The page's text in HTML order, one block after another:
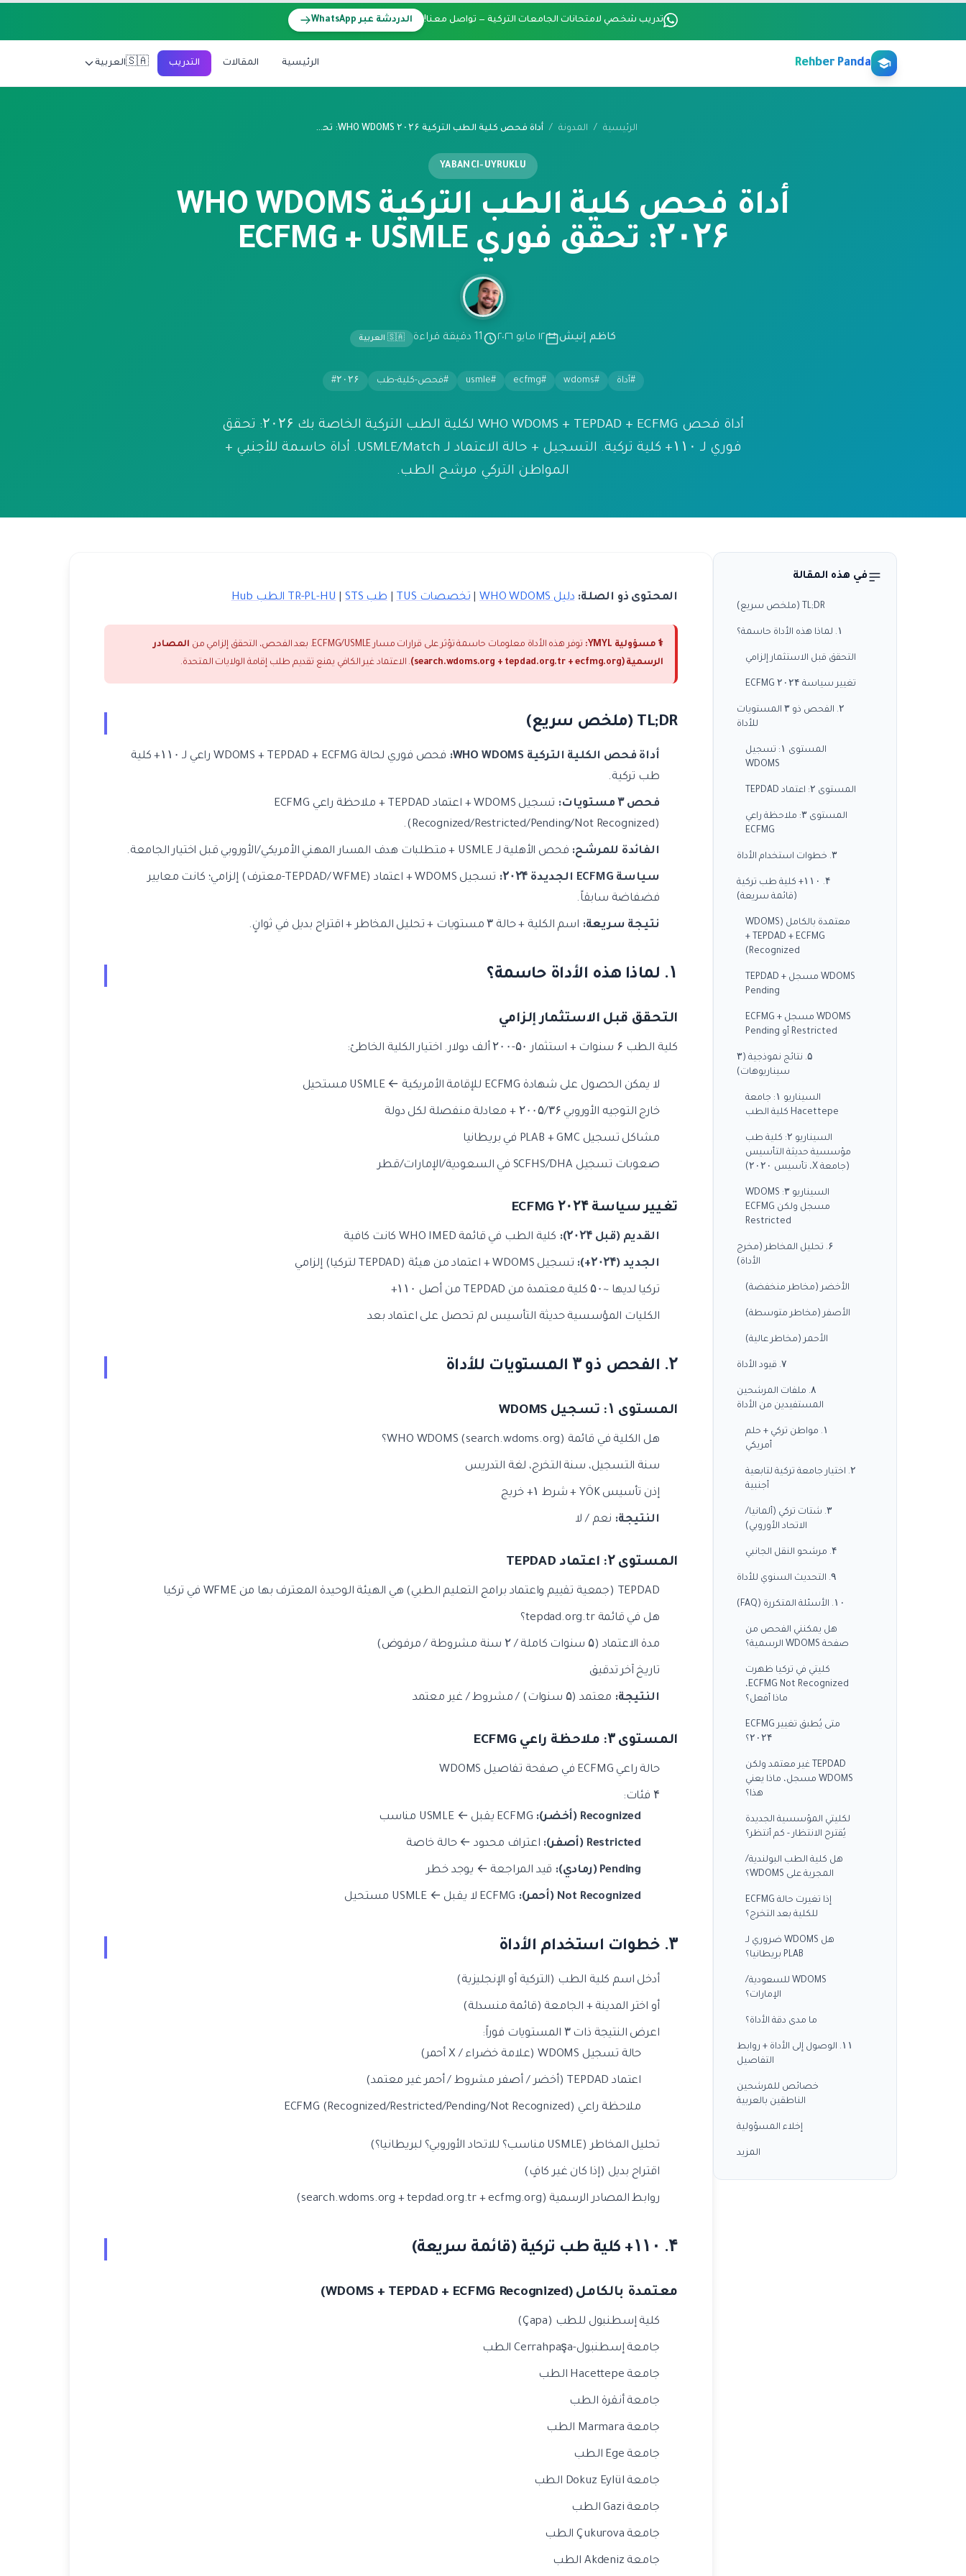
تدريب شخصي لامتحانات الجامعات التركية — تواصل معنا! الدردشة عبر WhatsApp
Rehber Panda الرئيسية المقالات التدريب 🇸🇦العربية
الرئيسية / المدونة / أداة فحص كلية الطب التركية WHO WDOMS ۲۰۲۶: تحقق فوري ECFMG + USMLE
YABANCI-UYRUKLU
أداة فحص كلية الطب التركية WHO WDOMS
۲۰۲۶: تحقق فوري ECFMG + USMLE
كاظم إنيش ١٢ مايو ٢٠٢٦ 11 دقيقة قراءة 🇸🇦 العربية
#أداة #wdoms
#ecfmg
#usmle #فحص-كلية-طب #۲۰۲۶
أداة فحص WHO WDOMS + TEPDAD + ECFMG لكلية الطب التركية الخاصة بك ۲۰۲۶: تحقق
فوري لـ ۱۱۰+ كلية تركية. التسجيل + حالة الاعتماد لـ USMLE/Match. أداة حاسمة للأجنبي +
المواطن التركي مرشح الطب.
في هذه المقالة
TL;DR (ملخص سريع)
۱. لماذا هذه الأداة حاسمة؟
التحقق قبل الاستثمار إلزامي
تغيير سياسة ECFMG ۲۰۲۴
۲. الفحص ذو ۳ المستويات
للأداة
المستوى ۱: تسجيل
WDOMS
المستوى ۲: اعتماد TEPDAD
المستوى ۳: ملاحظة راعي
ECFMG
۳. خطوات استخدام الأداة
۴. ۱۱۰+ كلية طب تركية
(قائمة سريعة)
معتمدة بالكامل (WDOMS
+ TEPDAD + ECFMG
Recognized)
WDOMS مسجل + TEPDAD
Pending
WDOMS مسجل + ECFMG
Restricted أو Pending
۵. نتائج نموذجية (۳
سيناريوهات)
السيناريو ۱: جامعة
Hacettepe كلية الطب
السيناريو ۲: كلية طب
مؤسسية حديثة التأسيس
(جامعة X، تأسيس ۲۰۲۰)
السيناريو ۳: WDOMS
مسجل ولكن ECFMG
Restricted
۶. تحليل المخاطر (مخرج
الأداة)
الأخضر (مخاطر منخفضة)
الأصفر (مخاطر متوسطة)
الأحمر (مخاطر عالية)
۷. قيود الأداة
۸. ملفات المرشحين
المستفيدين من الأداة
۱. مواطن تركي + حلم
أمريكي
۲. اختيار جامعة تركية لتابعية
أجنبية
۳. شتات تركي (ألمانيا/
الاتحاد الأوروبي)
۴. مرشحو النقل الجانبي
۹. التحديث السنوي للأداة
۱۰. الأسئلة المتكررة (FAQ)
هل يمكنني الفحص من
صفحة WDOMS الرسمية؟
كليتي في تركيا ظهرت
ECFMG Not Recognized،
ماذا أفعل؟
متى يُطبق تغيير ECFMG
۲۰۲۴؟
TEPDAD غير معتمد ولكن
WDOMS مسجل، ماذا يعني
هذا؟
لكليتي المؤسسية الجديدة
يُقترح الانتظار - كم أنتظر؟
هل كلية الطب البولندية/
المجرية على WDOMS؟
إذا تغيرت حالة ECFMG
للكلية بعد التخرج؟
هل WDOMS ضروري لـ
PLAB بريطانيا؟
WDOMS للسعودية/
الإمارات؟
ما مدى دقة الأداة؟
۱۱. الوصول إلى الأداة + روابط
التفاصيل
خصائص للمرشحين
الناطقين بالعربية
إخلاء المسؤولية
المزيد
المحتوى ذو الصلة: دليل WHO WDOMS تخصصات TUS |طب TR-PL-HU | STS الطب Hub
⚕️ مسؤولية YMYL: توفر هذه الأداة معلومات حاسمة تؤثر على قرارات مسار ECFMG/USMLE. بعد الفحص، التحقق إلزامي من
المصادر
الرسمية (search.wdoms.org + tepdad.org.tr + ecfmg.org)
. الاعتماد غير الكافي يمنع تقديم طلب إقامة الولايات المتحدة.
TL;DR (ملخص سريع)
أداة فحص الكلية التركية WHO WDOMS:
فحص فوري لحالة WDOMS + TEPDAD + ECFMG راعي لـ ۱۱۰+ كلية
طب تركية.
فحص ۳ مستويات:
تسجيل WDOMS + اعتماد TEPDAD + ملاحظة راعي ECFMG
(Recognized/Restricted/Pending/Not Recognized).
الفائدة للمرشح: فحص الأهلية لـ USMLE + متطلبات هدف المسار المهني الأمريكي/الأوروبي قبل اختيار الجامعة.
سياسة ECFMG الجديدة ۲۰۲۴:
تسجيل WDOMS + اعتماد (TEPDAD/WFME-معترف) إلزامي؛ كانت معايير
فضفاضة سابقاً.
نتيجة سريعة: اسم الكلية + حالة ۳ مستويات + تحليل المخاطر + اقتراح بديل في ثوانٍ.
۱. لماذا هذه الأداة حاسمة؟
التحقق قبل الاستثمار إلزامي
كلية الطب ۶ سنوات + استثمار ۵۰-۲۰۰ ألف دولار. اختيار الكلية الخاطئ:
لا يمكن الحصول على شهادة ECFMG للإقامة الأمريكية ← USMLE مستحيل
خارج التوجيه الأوروبي ۲۰۰۵/۳۶ + معادلة منفصلة لكل دولة
مشاكل تسجيل PLAB + GMC في بريطانيا
صعوبات تسجيل SCFHS/DHA في السعودية/الإمارات/قطر
تغيير سياسة ECFMG ۲۰۲۴
القديم (قبل ۲۰۲۴): كلية الطب في قائمة WHO IMED كانت كافية
الجديد (۲۰۲۴+): تسجيل WDOMS + اعتماد من هيئة (TEPDAD لتركيا) إلزامي
تركيا لديها ~۵۰ كلية معتمدة من TEPDAD من أصل ۱۱۰+
الكليات المؤسسية حديثة التأسيس لم تحصل على اعتماد بعد
۲. الفحص ذو ۳ المستويات للأداة
المستوى ۱: تسجيل WDOMS
هل الكلية في قائمة WHO WDOMS (search.wdoms.org)؟
سنة التسجيل، سنة التخرج، لغة التدريس
إذن تأسيس YÖK + شرط ۱+ خريج
النتيجة: نعم / لا
المستوى ۲: اعتماد TEPDAD
TEPDAD (جمعية تقييم واعتماد برامج التعليم الطبي) هي الهيئة الوحيدة المعترف بها من WFME في تركيا
هل في قائمة tepdad.org.tr؟
مدة الاعتماد (۵ سنوات كاملة / ۲ سنة مشروطة / مرفوض)
تاريخ آخر تدقيق
النتيجة: معتمد (۵ سنوات) / مشروط / غير معتمد
المستوى ۳: ملاحظة راعي ECFMG
حالة راعي ECFMG في صفحة تفاصيل WDOMS
۴ فئات:
Recognized (أخضر):
Restricted (أصفر): اعتراف محدود ← حالة خاصة
Pending (رمادي): قيد المراجعة ← يوجد خطر
Not Recognized (أحمر):
۳. خطوات استخدام الأداة
أدخل اسم كلية الطب (التركية أو الإنجليزية)
أو اختر المدينة + الجامعة (قائمة منسدلة)
اعرض النتيجة ذات ۳ المستويات فوراً:
حالة تسجيل WDOMS (علامة خضراء / X أحمر)
اعتماد TEPDAD (أخضر / أصفر مشروط / أحمر غير معتمد)
ملاحظة راعي ECFMG (Recognized/Restricted/Pending/Not Recognized)
تحليل المخاطر (USMLE مناسب؟ للاتحاد الأوروبي؟ لبريطانيا؟)
اقتراح بديل (إذا كان غير كافٍ)
روابط المصادر الرسمية (search.wdoms.org + tepdad.org.tr + ecfmg.org)
۴. ۱۱۰+ كلية طب تركية (قائمة سريعة)
معتمدة بالكامل (WDOMS + TEPDAD + ECFMG Recognized)
كلية إسطنبول للطب (Çapa)
جامعة إسطنبول-Cerrahpaşa الطب
جامعة Hacettepe الطب
جامعة أنقرة الطب
جامعة Marmara الطب
جامعة Ege الطب
جامعة Dokuz Eylül الطب
جامعة Gazi الطب
جامعة Çukurova الطب
جامعة Akdeniz الطب